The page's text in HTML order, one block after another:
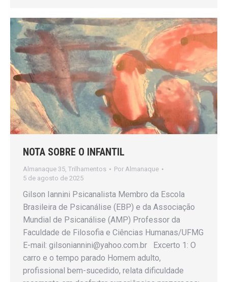
NOTA SOBRE O INFANTIL
Almanaque 35, Trilhamentos Por Almanaque
5 de agosto de 2025
Gilson Iannini Psicanalista Membro da Escola
Brasileira de Psicanálise (EBP) e da Associação
Mundial de Psicanálise (AMP) Professor da
Faculdade de Filosofia e Ciências Humanas/UFMG
E-mail: gilsoniannini@yahoo.com.br Excerto 1: O
carro e o tempo parado Homem adulto,
profissional bem-sucedido, relata dificuldade